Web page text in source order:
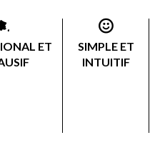
ET
SIMPLE ET
INTUITIF